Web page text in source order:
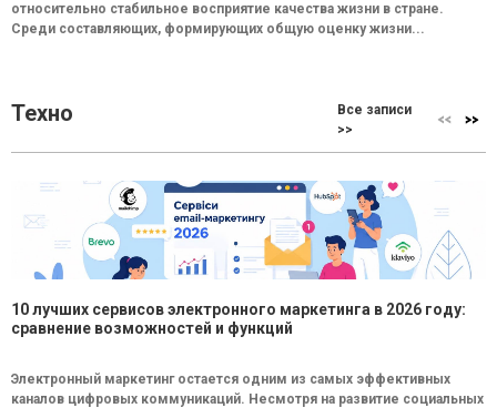
относительно стабильное восприятие качества жизни в стране.
Среди составляющих, формирующих общую оценку жизни...
Техно
Все записи
>>
10 лучших сервисов электронного маркетинга в 2026 году:
сравнение возможностей и функций
Электронный маркетинг остается одним из самых эффективных
каналов цифровых коммуникаций. Несмотря на развитие социальных